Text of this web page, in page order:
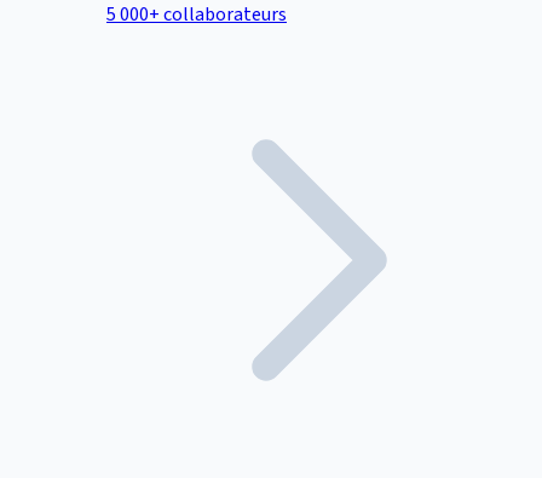
5 000+ collaborateurs